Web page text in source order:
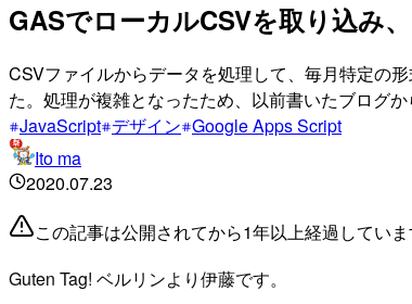
GASでローカルCSVを取り込み
CSVファイルからデータを処理して、毎月特定の
た。処理が複雑となったため、以前書いたブログか
JavaScript デザイン Google Apps Script
Ito ma
2020.07.23
この記事は公開されてから1年以上経過してい
Guten Tag! ベルリンより伊藤です。